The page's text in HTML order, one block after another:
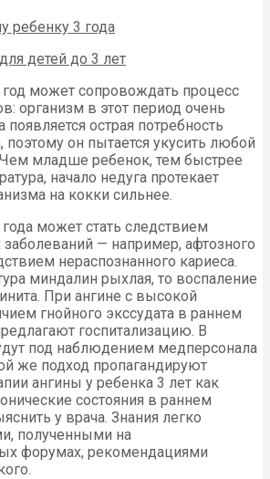
год может сопровождать процесс
организм в этот период очень
острая потребность
поэтому он пытается укусить любой
младше ребенок, тем быстрее
начало недуга протекает
на кокки сильнее.
может стать следствием
заболеваний — например, афтозного
нераспознанного кариеса.
миндалин рыхлая, то воспаление
При ангине с высокой
гнойного экссудата в раннем
госпитализацию. В
под наблюдением медперсонала
же подход пропагандируют
ангины у ребенка 3 лет как
состояния в раннем
у врача. Знания легко
полученными на
форумах, рекомендациями